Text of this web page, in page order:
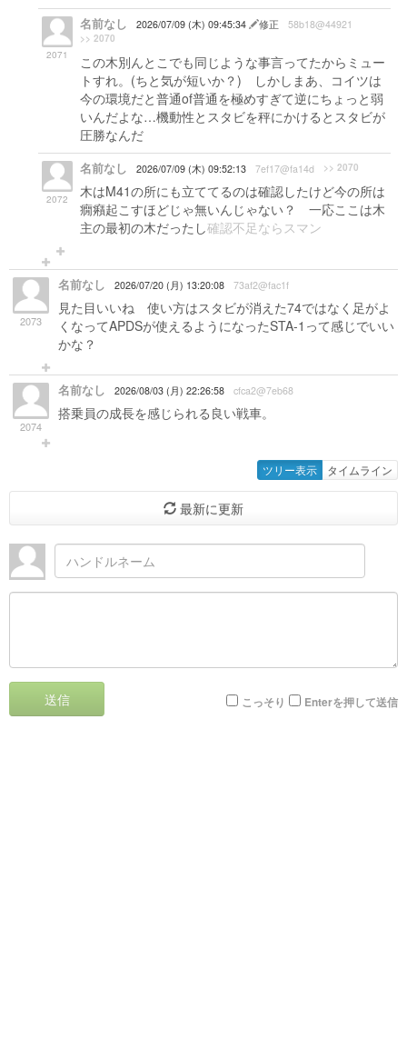
2071
名前なし 2026/07/09 (木) 09:45:34 修正 58b18@44921
>> 2070
この木別んとこでも同じような事言ってたからミュー
トすれ。(ちと気が短いか？) しかしまあ、コイツは
今の環境だと普通of普通を極めすぎて逆にちょっと弱
いんだよな…機動性とスタビを秤にかけるとスタビが
圧勝なんだ
2072
名前なし 2026/07/09 (木) 09:52:13 7ef17@fa14d >> 2070
木はM41の所にも立ててるのは確認したけど今の所は
癇癪起こすほどじゃ無いんじゃない？ 一応ここは木
主の最初の木だったし確認不足ならスマン
2073
名前なし 2026/07/20 (月) 13:20:08 73af2@fac1f
見た目いいね 使い方はスタビが消えた74ではなく足がよ
くなってAPDSが使えるようになったSTA-1って感じでいい
かな？
2074
名前なし 2026/08/03 (月) 22:26:58 cfca2@7eb68
搭乗員の成長を感じられる良い戦車。
ツリー表示 タイムライン
最新に更新
送信 こっそり Enterを押して送信